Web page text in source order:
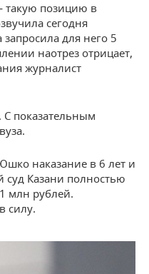
такую позицию в
сегодня
для него 5
наотрез отрицает,
журналист
С показательным
наказание в 6 лет и
суд Казани полностью
млн рублей.
силу.